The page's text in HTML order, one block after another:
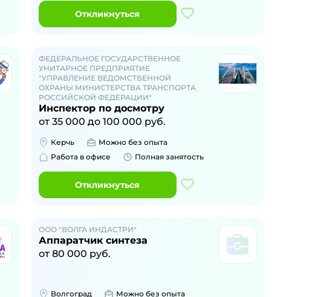
Откликнуться
ФЕДЕРАЛЬНОЕ ГОСУДАРСТВЕННОЕ
УНИТАРНОЕ ПРЕДПРИЯТИЕ
"УПРАВЛЕНИЕ ВЕДОМСТВЕННОЙ
ОХРАНЫ МИНИСТЕРСТВА ТРАНСПОРТА
РОССИЙСКОЙ ФЕДЕРАЦИИ"
Инспектор по досмотру
от 35 000 до 100 000 руб.
Керчь
Можно без опыта
Работа в офисе
Полная занятость
Откликнуться
ООО "ВОЛГА ИНДАСТРИ"
Аппаратчик синтеза
от 80 000 руб.
Волгоград
Можно без опыта